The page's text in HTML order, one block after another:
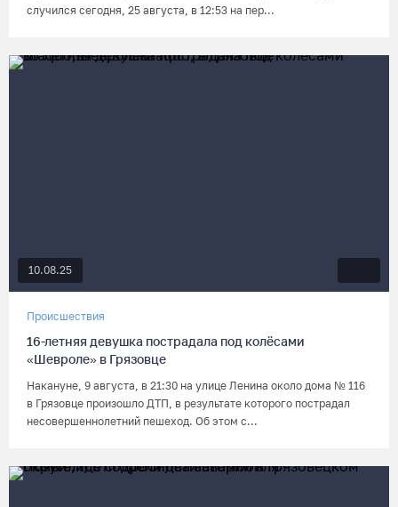
случился сегодня, 25 августа, в 12:53 на пер...
10.08.25
Происшествия
16-летняя девушка пострадала под колёсами
«Шевроле» в Грязовце
Накануне, 9 августа, в 21:30 на улице Ленина около дома № 116
в Грязовце произошло ДТП, в результате которого пострадал
несовершеннолетний пешеход. Об этом с...